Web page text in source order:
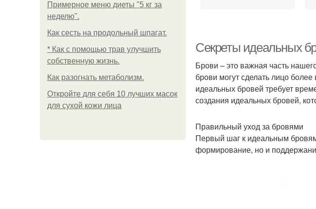
Примерное меню диеты "5 кг за
неделю".
Как сесть на продольный шпагат.
* Как с помощью трав улучшить
собственную жизнь.
Как разогнать метаболизм.
Откройте для себя 10 лучших масок
для сухой кожи лица
Гель для бровей
Секреты идеальных
Брови – это важная часть
брови могут сделать лицо
идеальных бровей требует
создания идеальных бровей,
Правильный уход за бровями
Первый шаг к идеальным
формирование, но и